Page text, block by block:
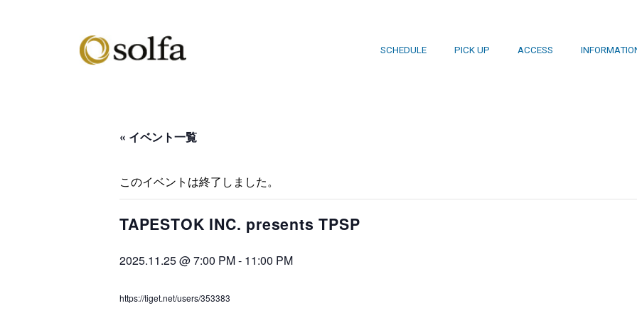
SCHEDULE PICK UP ACCESS
« イベント一覧
このイベントは終了しました。
TAPESTOK INC. presents TPSP
2025.11.25 @ 7:00 PM- 11:00 PM
https://tiget.net/users/353383